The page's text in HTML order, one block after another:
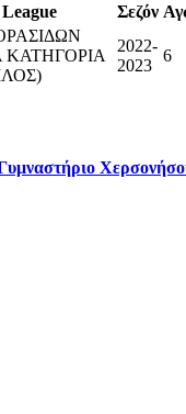
League Σεζόν
ΚΑΤΗΓΟΡΙΑ
2022-
2023
6